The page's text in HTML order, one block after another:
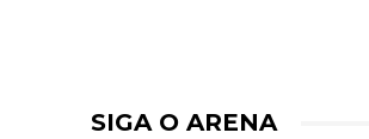
SIGA O ARENA